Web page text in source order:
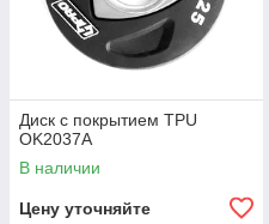
Диск с покрытием TPU
OK2037A
В наличии
Цену уточняйте